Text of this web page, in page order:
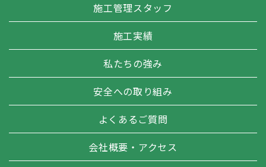
施工管理スタッフ
施工実績
私たちの強み
安全への取り組み
よくあるご質問
会社概要・アクセス